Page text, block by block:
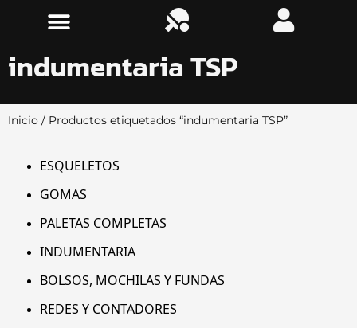
indumentaria TSP
Inicio / Productos etiquetados “indumentaria TSP”
ESQUELETOS
GOMAS
PALETAS COMPLETAS
INDUMENTARIA
BOLSOS, MOCHILAS Y FUNDAS
REDES Y CONTADORES